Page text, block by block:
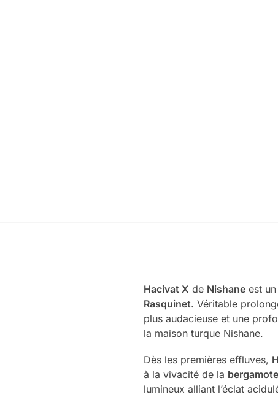
Hacivat X de Nishaneest un
Rasquinet. Véritable
plus audacieuse et une
la maison turque Nishane.
Dès les premières effluves,
à la vivacité de la bergamote
lumineux alliant l’éclat